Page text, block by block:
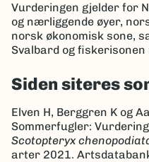
Vurderingen gjelder for
og nærliggende øyer,
norsk økonomisk sone,
Svalbard og
Siden siteres
Elven H, Berggren K og
Sommerfugler:
Scotopteryx
arter 2021.